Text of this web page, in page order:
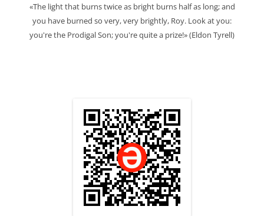
«The light that burns twice as bright burns half as long; and
you have burned so very, very brightly, Roy. Look at you:
you're the Prodigal Son; you're quite a prize!» (Eldon Tyrell)